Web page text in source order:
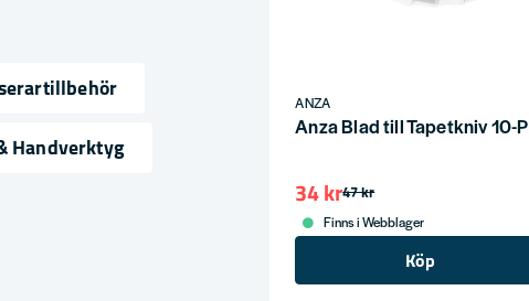
Handverktyg
ANZA
Anza Blad till Tapetkniv 10-P
47 kr
34 kr
Finns i Webblager
Köp